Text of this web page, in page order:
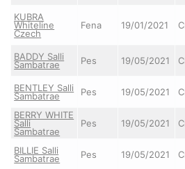
KUBRA
Whiteline
Czech
Fena 19/01/2021
BADDY Salli
Sambatrae Pes 19/05/2021
BENTLEY Salli
Sambatrae Pes 19/05/2021
BERRY WHITE
Salli
Sambatrae
Pes 19/05/2021
BILLIE Salli
Sambatrae Pes 19/05/2021